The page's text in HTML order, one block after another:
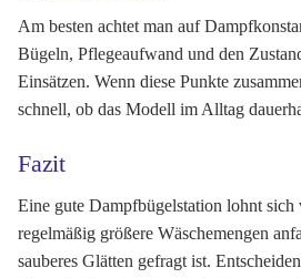
Am besten achtet man auf
Bügeln, Pflegeaufwand und den
Einsätzen. Wenn diese Punkte
schnell, ob das Modell im Alltag
Fazit
Eine gute Dampfbügelstation lohnt sich
regelmäßig größere Wäschemengen
sauberes Glätten gefragt ist.